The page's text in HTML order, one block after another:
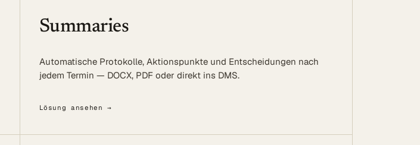
Summaries
Automatische Protokolle, Aktionspunkte und Entscheidungen nach
jedem Termin — DOCX, PDF oder direkt ins DMS.
Lösung ansehen →